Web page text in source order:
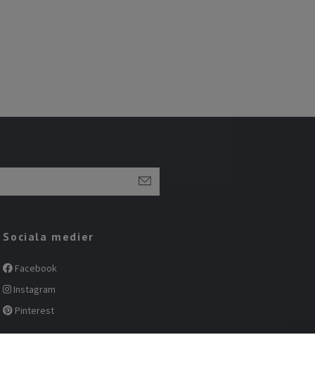
Sociala medier
Facebook
Instagram
Pinterest